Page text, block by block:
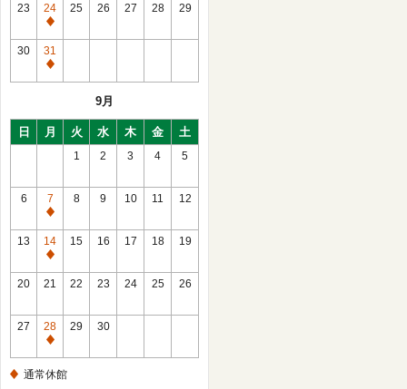
休
館
23
24
通
常
休
館
25 26 27 28 29
30
31
通
館
9月
日 月 火 水 木 金 土
1 2 3 4 5
6
7
通
常
休
館
8 9 10 11 12
13
14
通
常
館
15 16 17 18 19
20 21 22 23 24 25 26
27
28
通
休
29 30
通常休館